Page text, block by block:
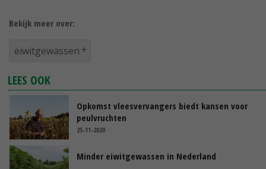
Bekijk meer over:
eiwitgewassen
LEES OOK
Opkomst vleesvervangers biedt kansen voor
peulvruchten
25-11-2020
Minder eiwitgewassen in Nederland